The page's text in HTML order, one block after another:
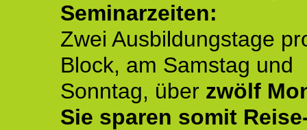
Seminarzeiten:
Zwei Ausbildungstage
Block, am Samstag und
Sonntag, über zwölf
Sie sparen somit